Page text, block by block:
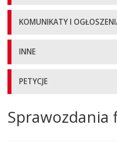
KOMUNIKATY I
INNE
PETYCJE
Główna
treść
Sprawozdania